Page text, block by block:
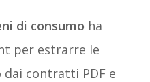
di consumo ha
per estrarre le
contratti PDF e